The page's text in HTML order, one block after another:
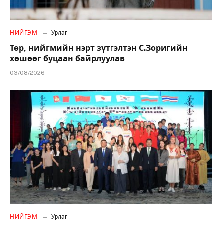
НИЙГЭМ Урлаг
Төр, нийгмийн нэрт зүтгэлтэн С.Зоригийн
хөшөөг буцаан байрлуулав
03/08/2026
НИЙГЭМ Урлаг